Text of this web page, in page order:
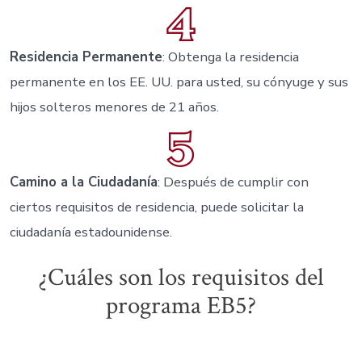
Residencia Permanente: Obtenga la residencia
permanente en los EE. UU. para usted, su cónyuge y sus
hijos solteros menores de 21 años.
Camino a la Ciudadanía: Después de cumplir con
ciertos requisitos de residencia, puede solicitar la
ciudadanía estadounidense.
¿Cuáles son los requisitos del
programa EB5?